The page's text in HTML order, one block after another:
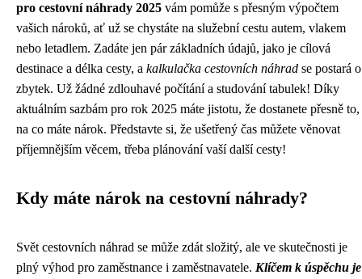
pro cestovní náhrady 2025 vám pomůže s přesným výpočtem
vašich nároků, ať už se chystáte na služební cestu autem, vlakem
nebo letadlem. Zadáte jen pár základních údajů, jako je cílová
destinace a délka cesty, a kalkulačka cestovních náhrad se postará o
zbytek. Už žádné zdlouhavé počítání a studování tabulek! Díky
aktuálním sazbám pro rok 2025 máte jistotu, že dostanete přesně to,
na co máte nárok. Představte si, že ušetřený čas můžete věnovat
příjemnějším věcem, třeba plánování vaší další cesty!
Kdy máte nárok na cestovní náhrady?
Svět cestovních náhrad se může zdát složitý, ale ve skutečnosti je
plný výhod pro zaměstnance i zaměstnavatele. Klíčem k úspěchu je